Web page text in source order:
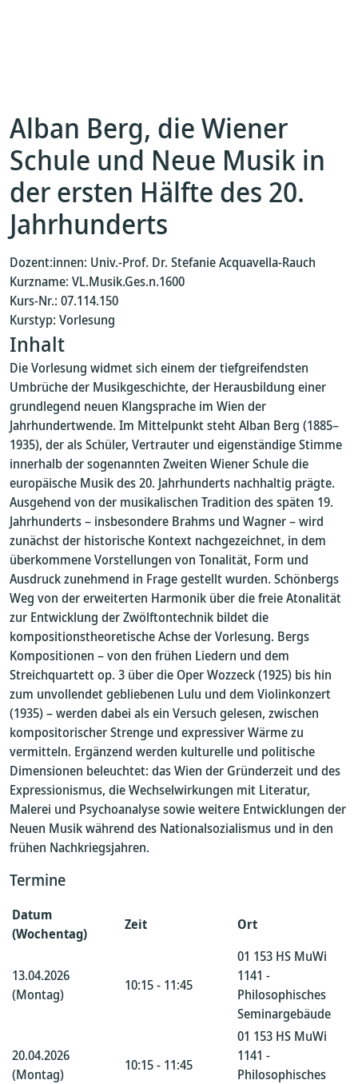
Alban Berg, die Wiener
Schule und Neue Musik in
der ersten Hälfte des 20.
Jahrhunderts
Dozent:innen: Univ.-Prof. Dr. Stefanie Acquavella-Rauch
Kurzname: VL.Musik.Ges.n.1600
Kurs-Nr.: 07.114.150
Kurstyp: Vorlesung
Inhalt
Die Vorlesung widmet sich einem der tiefgreifendsten
Umbrüche der Musikgeschichte, der Herausbildung einer
grundlegend neuen Klangsprache im Wien der
Jahrhundertwende. Im Mittelpunkt steht Alban Berg (1885–
1935), der als Schüler, Vertrauter und eigenständige Stimme
innerhalb der sogenannten Zweiten Wiener Schule die
europäische Musik des 20. Jahrhunderts nachhaltig prägte.
Ausgehend von der musikalischen Tradition des späten 19.
Jahrhunderts – insbesondere Brahms und Wagner – wird
zunächst der historische Kontext nachgezeichnet, in dem
überkommene Vorstellungen von Tonalität, Form und
Ausdruck zunehmend in Frage gestellt wurden. Schönbergs
Weg von der erweiterten Harmonik über die freie Atonalität
zur Entwicklung der Zwölftontechnik bildet die
kompositionstheoretische Achse der Vorlesung. Bergs
Kompositionen – von den frühen Liedern und dem
Streichquartett op. 3 über die Oper Wozzeck (1925) bis hin
zum unvollendet gebliebenen Lulu und dem Violinkonzert
(1935) – werden dabei als ein Versuch gelesen, zwischen
kompositorischer Strenge und expressiver Wärme zu
vermitteln. Ergänzend werden kulturelle und politische
Dimensionen beleuchtet: das Wien der Gründerzeit und des
Expressionismus, die Wechselwirkungen mit Literatur,
Malerei und Psychoanalyse sowie weitere Entwicklungen der
Neuen Musik während des Nationalsozialismus und in den
frühen Nachkriegsjahren.
Termine
Datum
(Wochentag)
Zeit Ort
13.04.2026
(Montag)
10:15 - 11:45
01 153 HS MuWi
1141 -
Philosophisches
Seminargebäude
20.04.2026
(Montag)
10:15 - 11:45
01 153 HS MuWi
1141 -
Philosophisches